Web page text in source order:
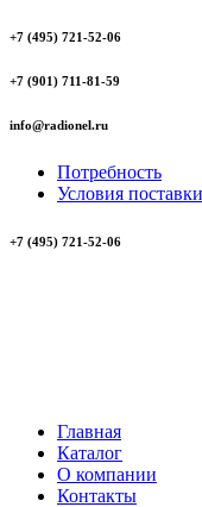
+7 (495) 721-52-06
+7 (901) 711-81-59
info@radionel.ru
Потребность
Условия поставки
+7 (495) 721-52-06
Главная
Каталог
О компании
Контакты